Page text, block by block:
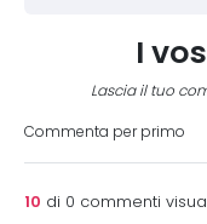
I
Lascia il tuo
Commenta per primo
10 di 0 commenti